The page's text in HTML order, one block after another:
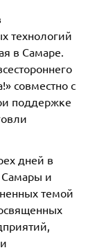
технологий
в Самаре.
совместно с
поддержке
дней в
Самары и
темой